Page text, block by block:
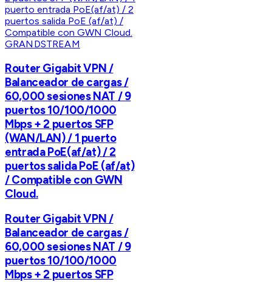
GRANDSTREAM
Router Gigabit VPN /
Balanceador de cargas /
60,000 sesiones NAT / 9
puertos 10/100/1000
Mbps + 2 puertos SFP
(WAN/LAN) / 1 puerto
entrada PoE(af/at) / 2
puertos salida PoE (af/at)
/ Compatible con GWN
Cloud.
Router Gigabit VPN /
Balanceador de cargas /
60,000 sesiones NAT / 9
puertos 10/100/1000
Mbps + 2 puertos SFP